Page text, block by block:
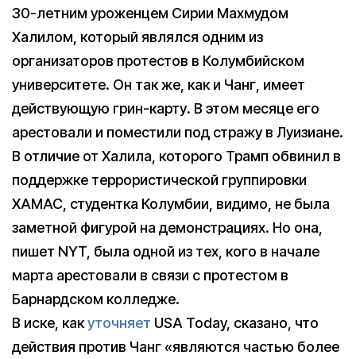
30-летним уроженцем Сирии Махмудом
Халилом, который являлся одним из
организаторов протестов в Колумбийском
университете. Он так же, как и Чанг, имеет
действующую грин-карту. В этом месяце его
арестовали и поместили под стражу в Луизиане.
В отличие от Халила, которого Трамп обвинил в
поддержке террористической группировки
ХАМАС, студентка Колумбии, видимо, не была
заметной фигурой на демонстрациях. Но она,
пишет NYT, была одной из тех, кого в начале
марта арестовали в связи с протестом в
Барнардском колледже.
В иске, какуточняет USA Today, сказано, что
действия против Чанг «являются частью более